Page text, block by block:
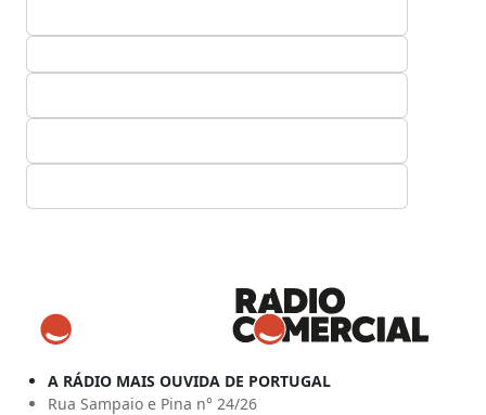
A RÁDIO MAIS OUVIDA DE PORTUGAL
Rua Sampaio e Pina n° 24/26